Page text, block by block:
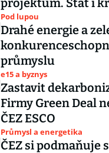
projektům. Stát i
Pod lupou
Drahé energie a
průmyslu
e15 a byznys
Zastavit
Firmy Green Deal
ČEZ ESCO
Průmysl a energetika
ČEZ si podmaňuje